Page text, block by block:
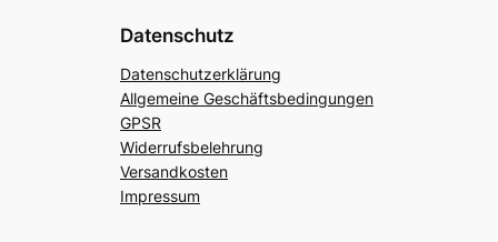
Datenschutz
Datenschutzerklärung
Allgemeine Geschäftsbedingungen
GPSR
Widerrufsbelehrung
Versandkosten
Impressum